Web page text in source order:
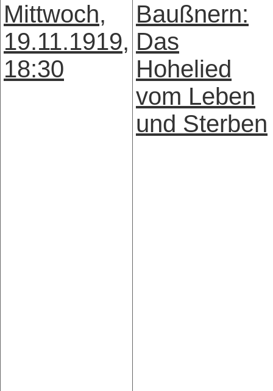
Mittwoch,
19.11.1919,
18:30
Baußnern:
Das
Hohelied
vom Leben
und Sterben